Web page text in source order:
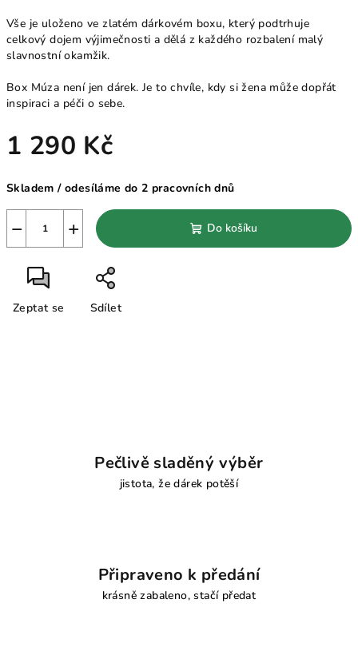
Vše je uloženo ve zlatém dárkovém boxu, který podtrhuje
celkový dojem výjimečnosti a dělá z každého rozbalení malý
slavnostní okamžik.
Box Múza není jen dárek. Je to chvíle, kdy si žena může dopřát
inspiraci a péči o sebe.
1 290 Kč
cena:
Skladem / odesíláme do 2 pracovních dnů
+
− Do košíku
Zeptat se Sdílet
Pečlivě sladěný výběr
jistota, že dárek potěší
Připraveno k předání
krásně zabaleno, stačí předat